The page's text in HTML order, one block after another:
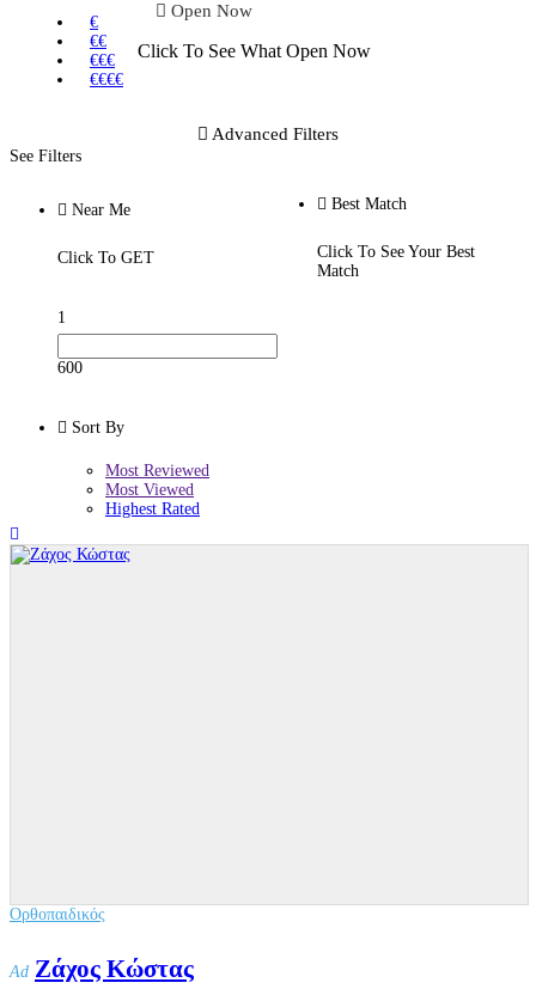
€
€€
€€€
€€€€
Open Now
Click To See What Open Now
Advanced Filters
See Filters
Near Me
Click To GET
1
600
Best Match
Click To See Your Best
Match
Sort By
Most Reviewed
Most Viewed
Highest Rated
Ορθοπαιδικός
Ad Ζάχος Κώστας